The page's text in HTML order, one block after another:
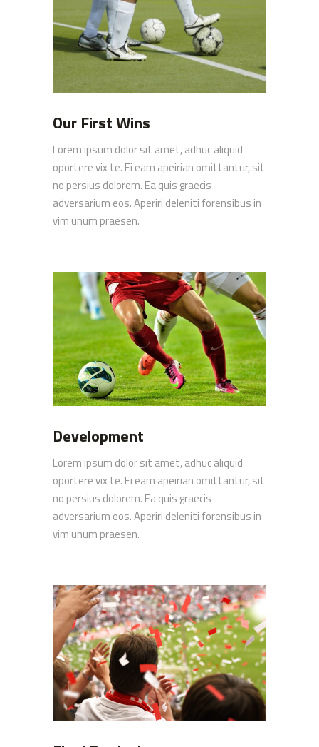
Our First Wins
Lorem ipsum dolor sit amet, adhuc aliquid
oportere vix te. Ei eam apeirian omittantur, sit
no persius dolorem. Ea quis graecis
adversarium eos. Aperiri deleniti forensibus in
vim unum praesen.
Development
Lorem ipsum dolor sit amet, adhuc aliquid
oportere vix te. Ei eam apeirian omittantur, sit
no persius dolorem. Ea quis graecis
adversarium eos. Aperiri deleniti forensibus in
vim unum praesen.